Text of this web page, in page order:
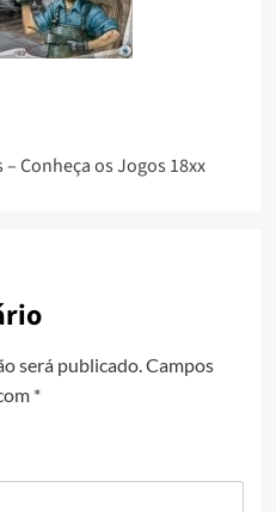
Conheça os Jogos 18xx
será publicado. Campos
*